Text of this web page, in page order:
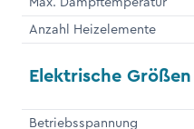
Anzahl Heizelemente
Elektrische Größen
Betriebsspannung